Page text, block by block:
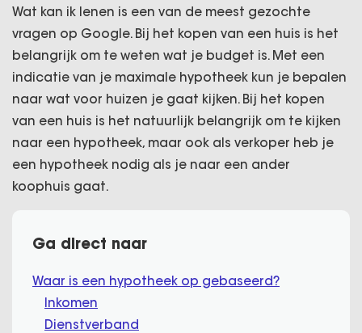
Wat kan ik lenen is een van de meest gezochte
vragen op Google. Bij het kopen van een huis is het
belangrijk om te weten wat je budget is. Met een
indicatie van je maximale hypotheek kun je bepalen
naar wat voor huizen je gaat kijken. Bij het kopen
van een huis is het natuurlijk belangrijk om te kijken
naar een hypotheek, maar ook als verkoper heb je
een hypotheek nodig als je naar een ander
koophuis gaat.
Ga direct naar
Waar is een hypotheek op gebaseerd?
Inkomen
Dienstverband